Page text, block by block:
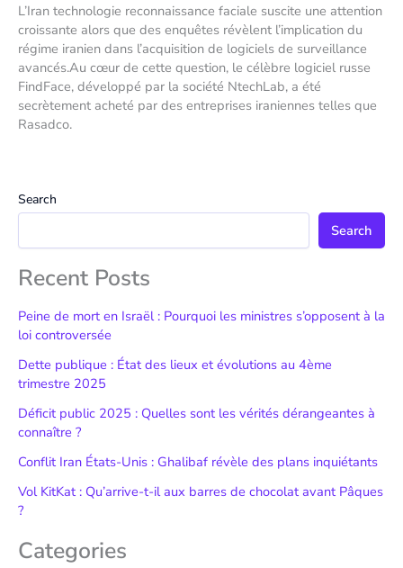
L’Iran technologie reconnaissance faciale suscite une attention
croissante alors que des enquêtes révèlent l’implication du
régime iranien dans l’acquisition de logiciels de surveillance
avancés.Au cœur de cette question, le célèbre logiciel russe
FindFace, développé par la société NtechLab, a été
secrètement acheté par des entreprises iraniennes telles que
Rasadco.
Search
Search
Recent Posts
Peine de mort en Israël : Pourquoi les ministres s’opposent à la
loi controversée
Dette publique : État des lieux et évolutions au 4ème
trimestre 2025
Déficit public 2025 : Quelles sont les vérités dérangeantes à
connaître ?
Conflit Iran États-Unis : Ghalibaf révèle des plans inquiétants
Vol KitKat : Qu’arrive-t-il aux barres de chocolat avant Pâques
?
Categories